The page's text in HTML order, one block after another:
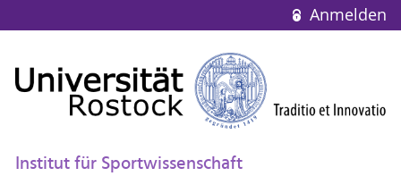
Anmelden
Institut für Sportwissenschaft